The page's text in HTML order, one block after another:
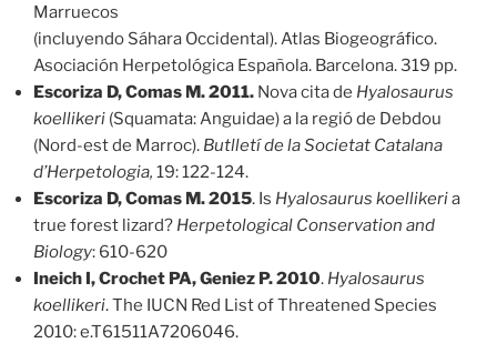
Marruecos
(incluyendo Sáhara Occidental). Atlas Biogeográfico.
Asociación Herpetológica Española. Barcelona. 319 pp.
Escoriza D, Comas M. 2011. Nova cita de Hyalosaurus
koellikeri (Squamata: Anguidae) a la regió de Debdou
(Nord-est de Marroc). Butlletí de la Societat Catalana
d’Herpetologia, 19: 122-124.
Escoriza D, Comas M. 2015. Is Hyalosaurus koellikeria
true forest lizard? Herpetological Conservation and
Biology: 610-620
Ineich I, Crochet PA, Geniez P. 2010. Hyalosaurus
koellikeri. The IUCN Red List of Threatened Species
2010: e.T61511A7206046.